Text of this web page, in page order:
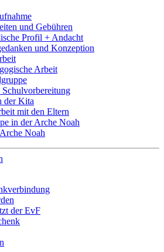
und Gebühren
Profil + Andacht
und Konzeption
Arbeit
der Kita
mit den Eltern
in der Arche Noah
Noah
der EvF